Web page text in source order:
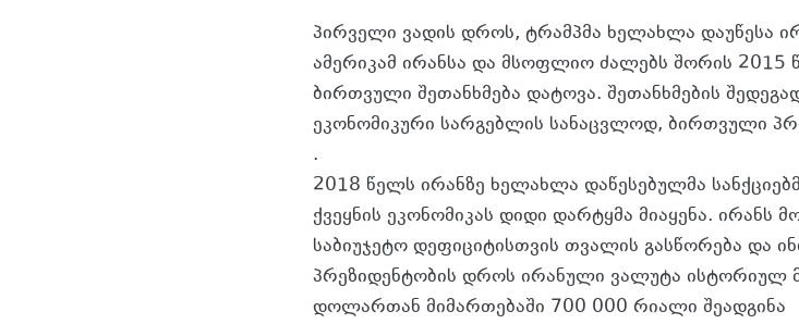
პირველი ვადის დროს, ტრამპმა ხელახლა დაუწესა
ამერიკამ ირანსა და მსოფლიო ძალებს შორის
ბირთვული შეთანხმება დატოვა. შეთანხმების
ეკონომიკური სარგებლის სანაცვლოდ, ბირთვული
.
2018 წელს ირანზე ხელახლა დაწესებულმა
ქვეყნის ეკონომიკას დიდი დარტყმა მიაყენა. ირანს
საბიუჯეტო დეფიციტისთვის თვალის გასწორება და
პრეზიდენტობის დროს ირანული ვალუტა ისტორიულ
დოლართან მიმართებაში 700 000 რიალი შეადგინა